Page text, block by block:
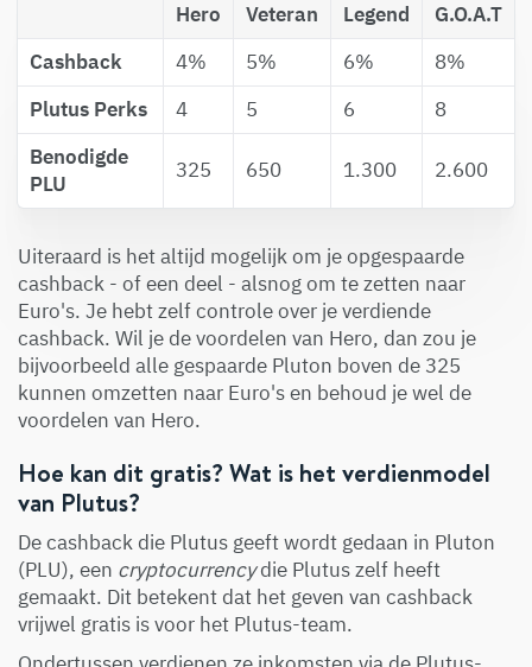
Hero Veteran Legend
G.O.A.T
Cashback
4% 5% 6%
8%
Plutus Perks
4 5 6
8
Benodigde
PLU
325 650 1.300 2.600
Uiteraard is het altijd mogelijk om je opgespaarde
cashback - of een deel - alsnog om te zetten naar
Euro's. Je hebt zelf controle over je verdiende
cashback. Wil je de voordelen van Hero, dan zou je
bijvoorbeeld alle gespaarde Pluton boven de 325
kunnen omzetten naar Euro's en behoud je wel de
voordelen van Hero.
Hoe kan dit gratis? Wat is het verdienmodel
van Plutus?
De cashback die Plutus geeft wordt gedaan in Pluton
(PLU), een cryptocurrencydie Plutus zelf heeft
gemaakt. Dit betekent dat het geven van cashback
vrijwel gratis is voor het Plutus-team.